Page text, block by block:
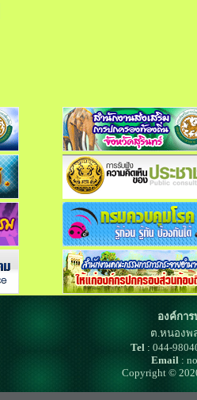
องค์กา
ต.หนองพ
Tel: 044-
Email :
Copyright ©